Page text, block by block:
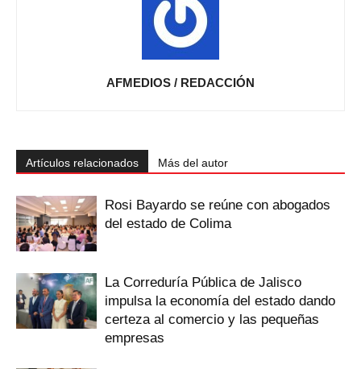
AFMEDIOS / REDACCIÓN
Artículos relacionados Más del autor
Rosi Bayardo se reúne con abogados
del estado de Colima
La Correduría Pública de Jalisco
impulsa la economía del estado dando
certeza al comercio y las pequeñas
empresas